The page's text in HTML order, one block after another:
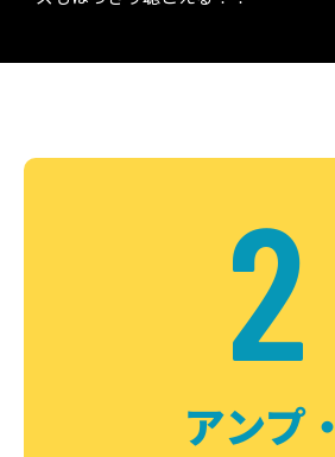
2
アンプ・